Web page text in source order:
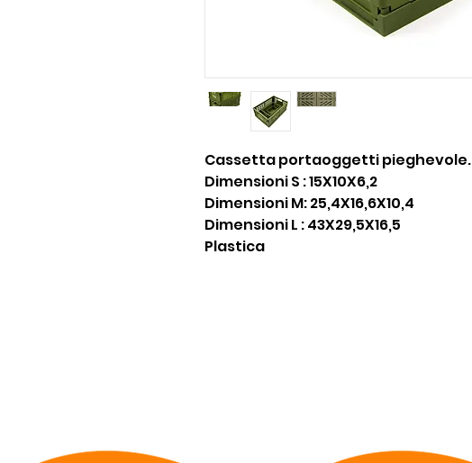
Cassetta portaoggetti pieghevole.
Dimensioni S : 15X10X6,2
Dimensioni M: 25,4X16,6X10,4
Dimensioni L : 43X29,5X16,5
Plastica